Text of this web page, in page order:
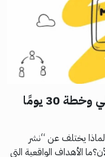
تسويق موقع إلكتروني: دليل عملي وخطة 30 يومًا
يختلف عن “نشر
الأهداف الواقعية التي